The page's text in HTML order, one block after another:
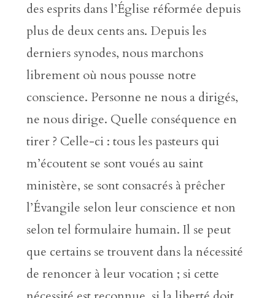
des esprits dans l’Église réformée depuis
plus de deux cents ans. Depuis les
derniers synodes, nous marchons
librement où nous pousse notre
conscience. Personne ne nous a dirigés,
ne nous dirige. Quelle conséquence en
tirer ? Celle-ci : tous les pasteurs qui
m’écoutent se sont voués au saint
ministère, se sont consacrés à prêcher
l’Évangile selon leur conscience et non
selon tel formulaire humain. Il se peut
que certains se trouvent dans la nécessité
de renoncer à leur vocation ; si cette